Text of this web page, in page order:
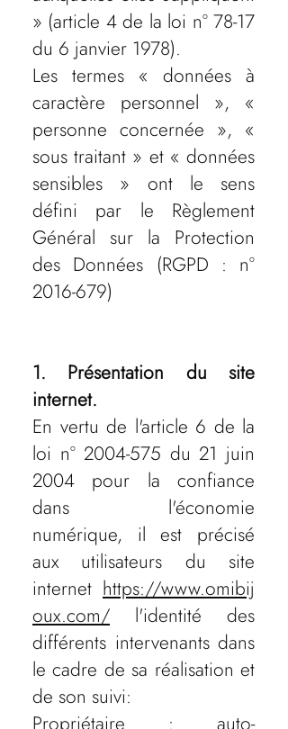
» (article 4 de la loi n° 78-17
du 6 janvier 1978).
Les termes « données à
caractère personnel », «
personne concernée », «
sous traitant » et « données
sensibles » ont le sens
défini par le Règlement
Général sur la Protection
des Données (RGPD : n°
2016-679)
1. Présentation du site
internet.
En vertu de l'article 6 de la
loi n°2004-575 du 21 juin
2004 pour la confiance
dans l'économie
numérique, il est précisé
aux utilisateurs du site
internet https://www.omibij
oux.com/ l'identité des
différents intervenants dans
le cadre de sa réalisation et
de son suivi:
Propriétaire : auto-